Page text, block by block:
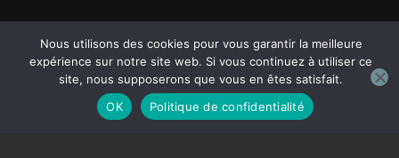
Nous utilisons des cookies pour vous garantir la meilleure
expérience sur notre site web. Si vous continuez à utiliser ce
site, nous supposerons que vous en êtes satisfait.
OK
Politique de confidentialité